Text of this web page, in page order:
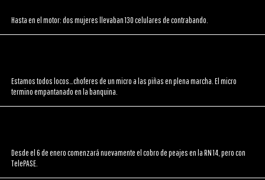
Hasta en el motor: dos mujeres llevaban 130 celulares de contrabando.
Estamos todos locos…choferes de un micro a las piñas en plena marcha. El micro
termino empantanado en la banquina.
Desde el 6 de enero comenzará nuevamente el cobro de peajes en la RN 14, pero con
TelePASE.